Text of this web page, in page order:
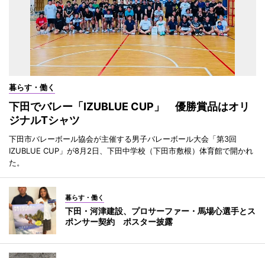
暮らす・働く
下田でバレー「IZUBLUE CUP」 優勝賞品はオリ
ジナルTシャツ
下田市バレーボール協会が主催する男子バレーボール大会「第3回
IZUBLUE CUP」が8月2日、下田中学校（下田市敷根）体育館で開かれ
た。
暮らす・働く
下田・河津建設、プロサーファー・馬場心選手とス
ポンサー契約 ポスター披露